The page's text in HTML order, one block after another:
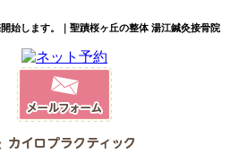
始します。｜聖蹟桜ヶ丘の整体 湯江鍼灸接骨院